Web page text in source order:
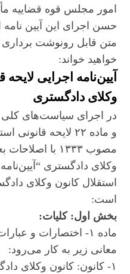
امور مجلس قوه قضاییه
حسن اجرای این آیین
متن قابل رونوشت برداری
خواهید خواند:
آیین‌نامه اجرایی
وکلای دادگستری
و ماده ۲۲ لایحه
مصوب ۱۳۳۳ با
وکلای دادگستری
استقلال کانون وکلای
است:
بخش اول: کلیات:
ماده ۱- اختصارات و
معانی زیر به کار می‌رود:
۱- کانون: کانون وکلای دادگستری؛